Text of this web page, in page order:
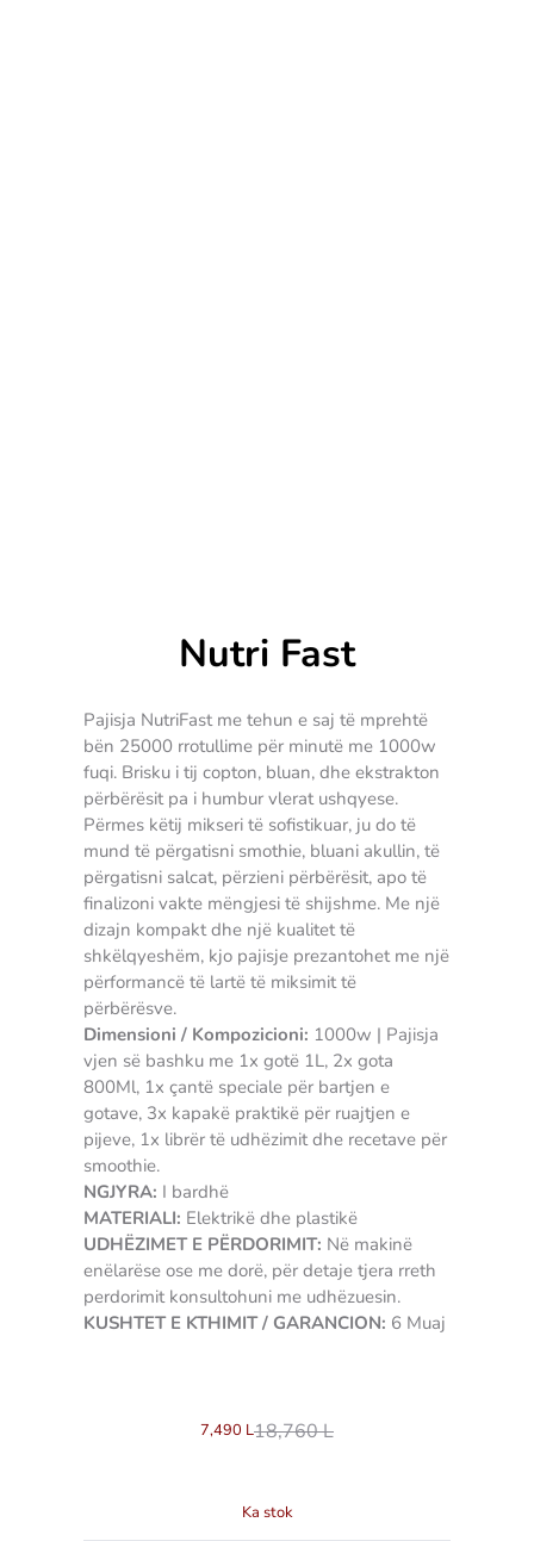
Nutri Fast
Pajisja NutriFast me tehun e saj të mprehtë
bën 25000 rrotullime për minutë me 1000w
fuqi. Brisku i tij copton, bluan, dhe ekstrakton
përbërësit pa i humbur vlerat ushqyese.
Përmes këtij mikseri të sofistikuar, ju do të
mund të përgatisni smothie, bluani akullin, të
përgatisni salcat, përzieni përbërësit, apo të
finalizoni vakte mëngjesi të shijshme. Me një
dizajn kompakt dhe një kualitet të
shkëlqyeshëm, kjo pajisje prezantohet me një
përformancë të lartë të miksimit të
përbërësve.
Dimensioni / Kompozicioni: 1000w | Pajisja
vjen së bashku me 1x gotë 1L, 2x gota
800Ml, 1x çantë speciale për bartjen e
gotave, 3x kapakë praktikë për ruajtjen e
pijeve, 1x librër të udhëzimit dhe recetave për
smoothie.
NGJYRA: I bardhë
MATERIALI: Elektrikë dhe plastikë
UDHËZIMET E PËRDORIMIT: Në makinë
enëlarëse ose me dorë, për detaje tjera rreth
perdorimit konsultohuni me udhëzuesin.
KUSHTET E KTHIMIT / GARANCION: 6 Muaj
18,760L
7,490 L
Ka stok